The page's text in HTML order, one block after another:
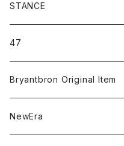
STANCE
ICON＆OG
MLB
NBA
47
CLEAN UP
MVP
Bryantbron Original Item
T-Shirt
NewEra